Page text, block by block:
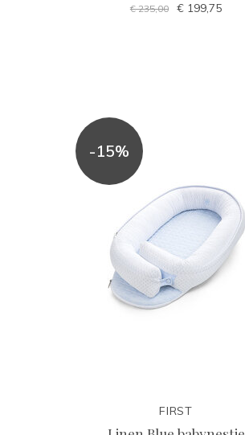
€ 235,00 € 199,75
-15%
FIRST